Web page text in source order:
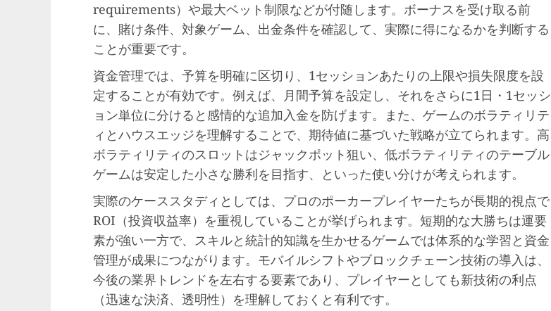
requirements）や最大ベット制限などが付随します。ボーナスを受け取る前
に、賭け条件、対象ゲーム、出金条件を確認して、実際に得になるかを判断する
ことが重要です。
資金管理では、予算を明確に区切り、1セッションあたりの上限や損失限度を設
定することが有効です。例えば、月間予算を設定し、それをさらに1日・1セッシ
ョン単位に分けると感情的な追加入金を防げます。また、ゲームのボラティリテ
ィとハウスエッジを理解することで、期待値に基づいた戦略が立てられます。高
ボラティリティのスロットはジャックポット狙い、低ボラティリティのテーブル
ゲームは安定した小さな勝利を目指す、といった使い分けが考えられます。
実際のケーススタディとしては、プロのポーカープレイヤーたちが長期的視点で
ROI（投資収益率）を重視していることが挙げられます。短期的な大勝ちは運要
素が強い一方で、スキルと統計的知識を生かせるゲームでは体系的な学習と資金
管理が成果につながります。モバイルシフトやブロックチェーン技術の導入は、
今後の業界トレンドを左右する要素であり、プレイヤーとしても新技術の利点
（迅速な決済、透明性）を理解しておくと有利です。